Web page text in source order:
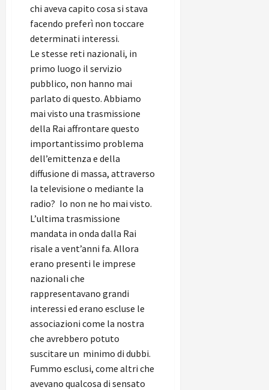
chi aveva capito cosa si stava
facendo preferì non toccare
determinati interessi.
Le stesse reti nazionali, in
primo luogo il servizio
pubblico, non hanno mai
parlato di questo. Abbiamo
mai visto una trasmissione
della Rai affrontare questo
importantissimo problema
dell’emittenza e della
diffusione di massa, attraverso
la televisione o mediante la
radio? Io non ne ho mai visto.
L’ultima trasmissione
mandata in onda dalla Rai
risale a vent’anni fa. Allora
erano presenti le imprese
nazionali che
rappresentavano grandi
interessi ed erano escluse le
associazioni come la nostra
che avrebbero potuto
suscitare un minimo di dubbi.
Fummo esclusi, come altri che
avevano qualcosa di sensato